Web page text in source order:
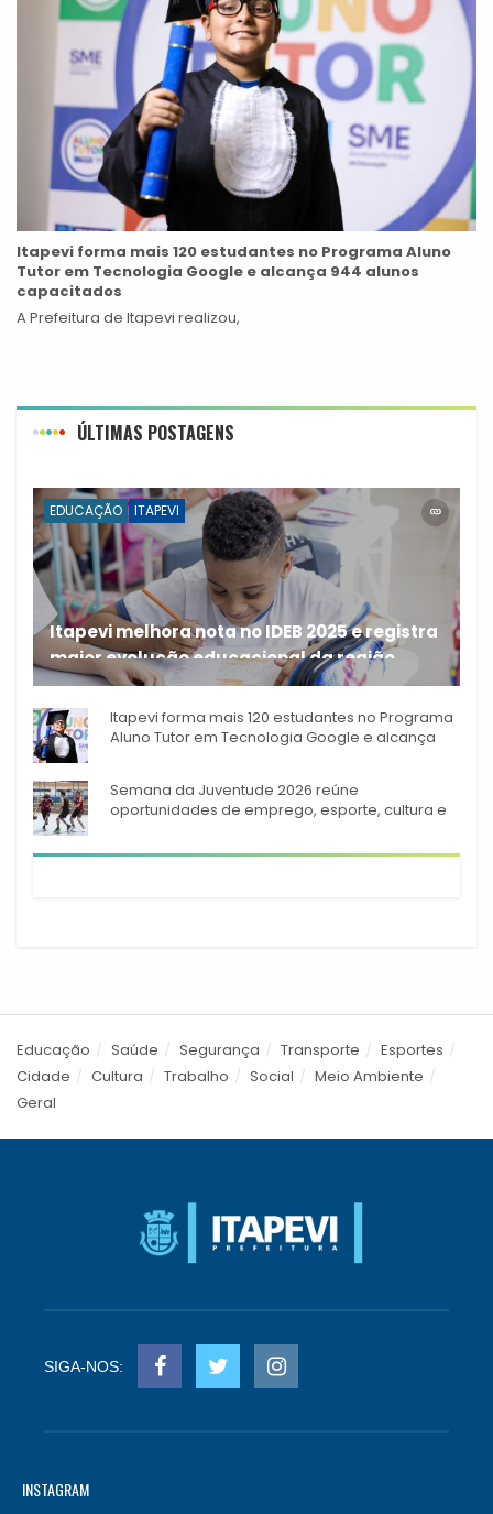
Itapevi forma mais 120 estudantes no Programa Aluno
Tutor em Tecnologia Google e alcança 944 alunos
capacitados
A Prefeitura de Itapevi realizou,
ÚLTIMAS POSTAGENS
EDUCAÇÃO ITAPEVI
Itapevi melhora nota no IDEB 2025 e registra
maior evolução educacional da região
A rede municipal de ensino
Itapevi forma mais 120 estudantes no Programa
Aluno Tutor em Tecnologia Google e alcança
Semana da Juventude 2026 reúne
oportunidades de emprego, esporte, cultura e
Educação Saúde Segurança Transporte
Esportes
Cidade
Cultura Trabalho Social
Meio Ambiente
Geral
SIGA-NOS:
INSTAGRAM